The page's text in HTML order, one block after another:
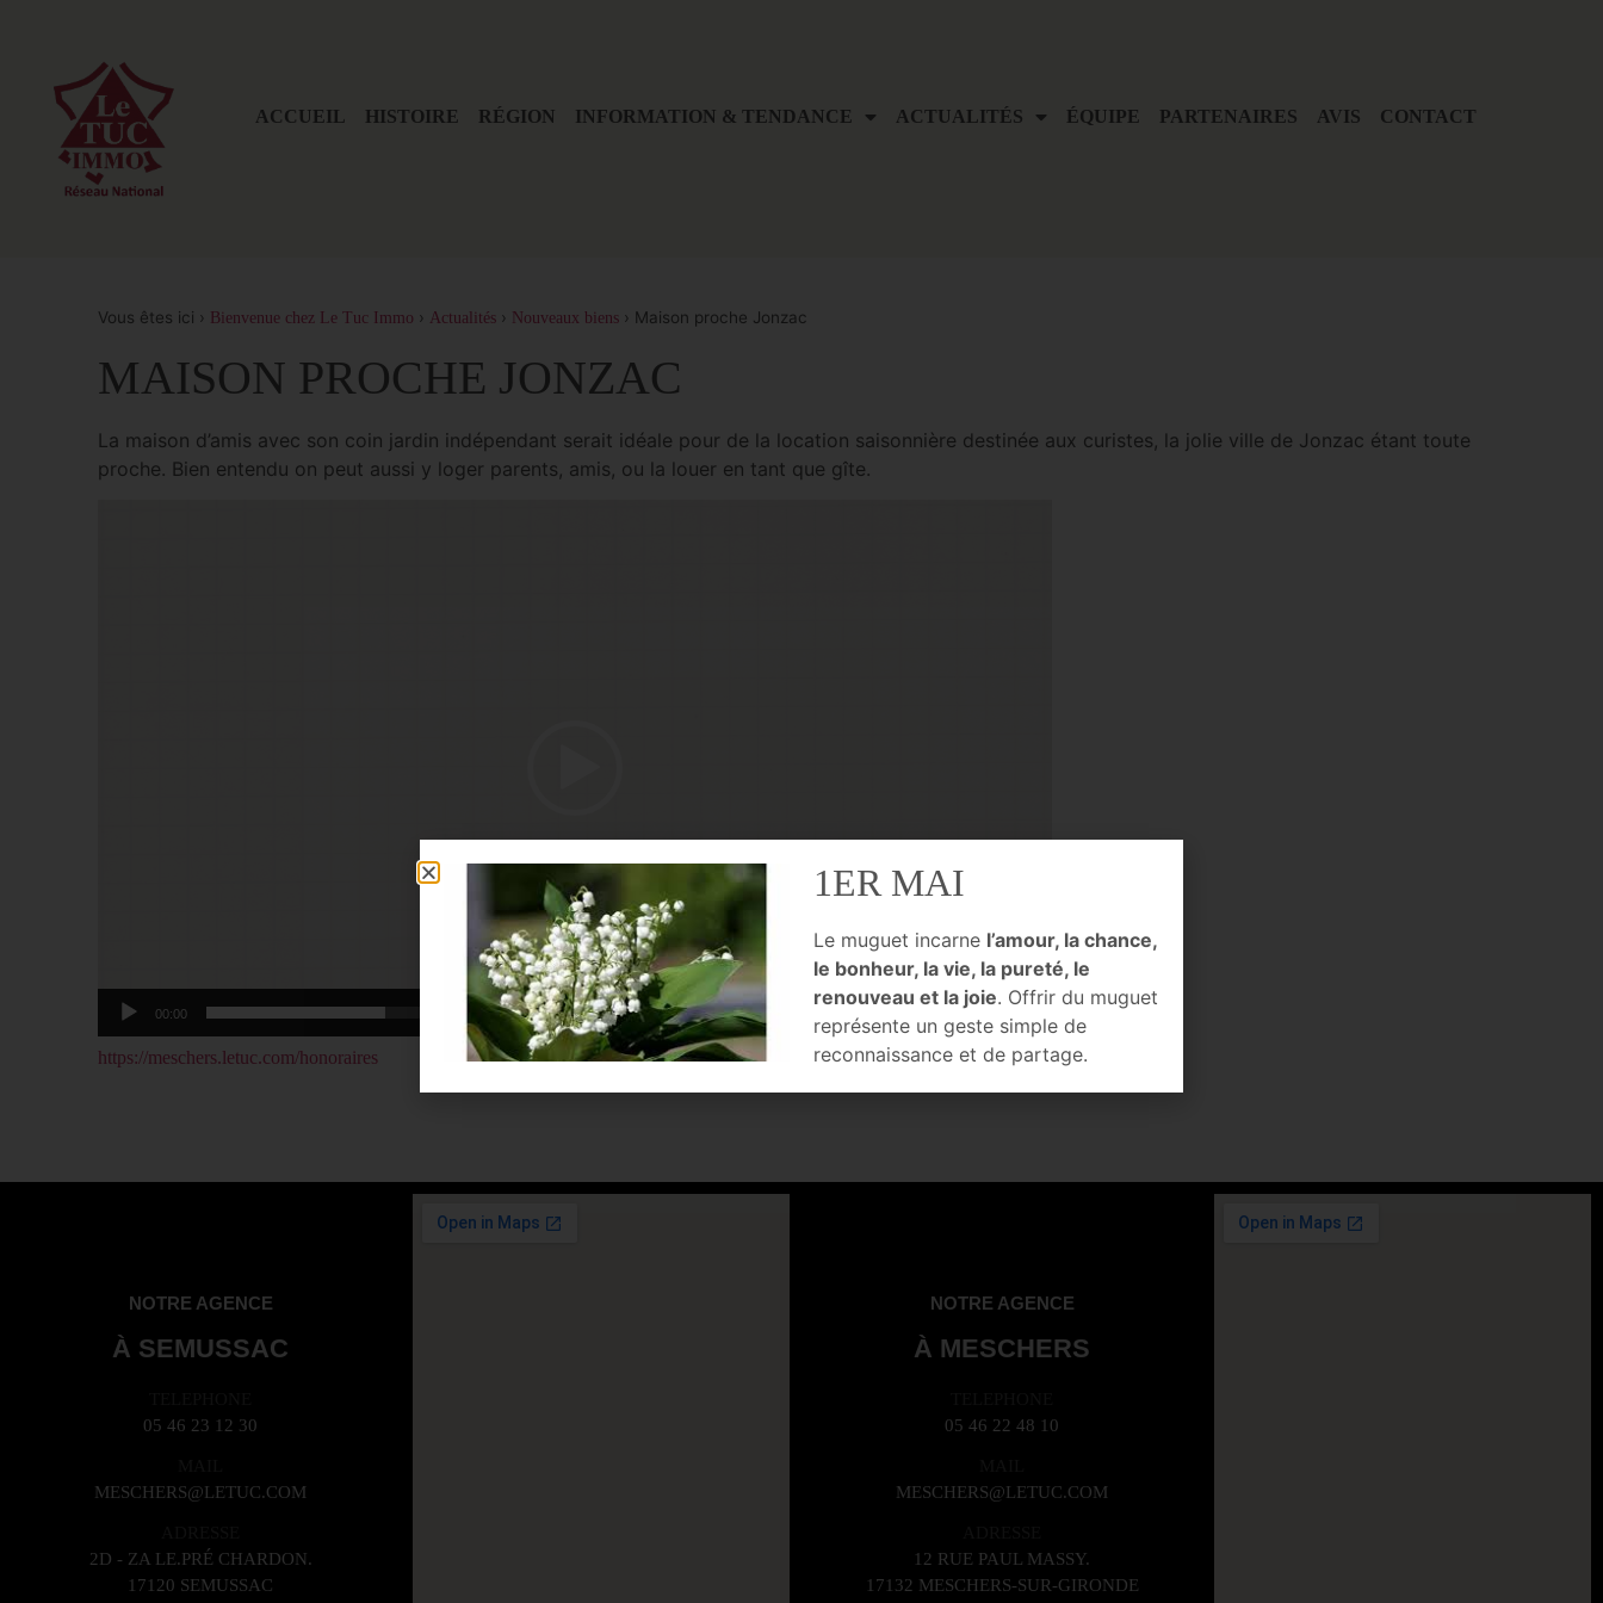
ACCUEIL HISTOIRE RÉGION INFORMATION & TENDANCE ACTUALITÉS ÉQUIPE PARTENAIRES AVIS CONTACT
Vous êtes ici › Bienvenue chez Le Tuc Immo › Actualités › Nouveaux biens › Maison proche Jonzac
MAISON PROCHE JONZAC
La maison d’amis avec son coin jardin indépendant serait idéale pour de la location saisonnière destinée aux curistes, la jolie ville de Jonzac étant toute
proche. Bien entendu on peut aussi y loger parents, amis, ou la louer en tant que gîte.
00:00
https://meschers.letuc.com/honoraires
NOTRE AGENCE
À SEMUSSAC
05 46 23 12 30
MESCHERS@LETUC.COM
2D - ZA LE.PRÉ CHARDON.
17120 SEMUSSAC
NOTRE AGENCE
À MESCHERS
05 46 22 48 10
MESCHERS@LETUC.COM
12 RUE PAUL MASSY.
17132 MESCHERS-SUR-GIRONDE
1ER MAI
Le muguet incarne l’amour, la chance,
le bonheur, la vie, la pureté, le
renouveau et la joie. Offrir du muguet
représente un geste simple de
reconnaissance et de partage.